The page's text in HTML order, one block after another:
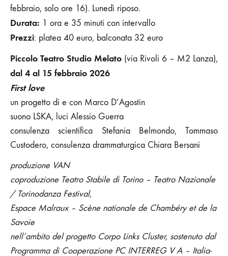
febbraio, solo ore 16). Lunedì riposo.
Durata: 1 ora e 35 minuti con intervallo
Prezzi: platea 40 euro, balconata 32 euro
Piccolo Teatro Studio Melato (via Rivoli 6 – M2 Lanza),
dal 4 al 15 febbraio 2026
First love
un progetto di e con Marco D’Agostin
suono LSKA, luci Alessio Guerra
consulenza scientifica Stefania Belmondo, Tommaso
Custodero, consulenza drammaturgica Chiara Bersani
produzione VAN
coproduzione Teatro Stabile di Torino – Teatro Nazionale
/ Torinodanza Festival,
Espace Malraux – Scène nationale de Chambéry et de la
Savoie
nell’ambito del progetto Corpo Links Cluster, sostenuto dal
Programma di Cooperazione PC INTERREG V A – Italia-